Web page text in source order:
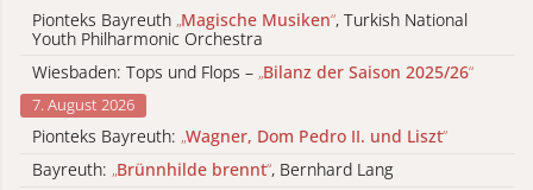
Pionteks Bayreuth „Magische Musiken“, Turkish National
Youth Philharmonic Orchestra
Wiesbaden: Tops und Flops – „Bilanz der Saison 2025/26“
7. August 2026
Pionteks Bayreuth: „Wagner, Dom Pedro II. und Liszt“
Bayreuth: „Brünnhilde brennt“, Bernhard Lang